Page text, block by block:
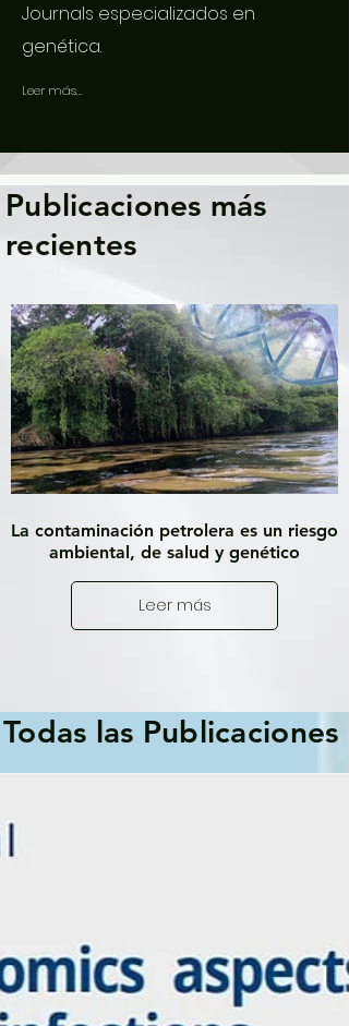
Journals especializados en
genética.
Leer más...
Publicaciones más
recientes
La contaminación petrolera es un riesgo
ambiental, de salud y genético
Leer más
Todas las Publicaciones